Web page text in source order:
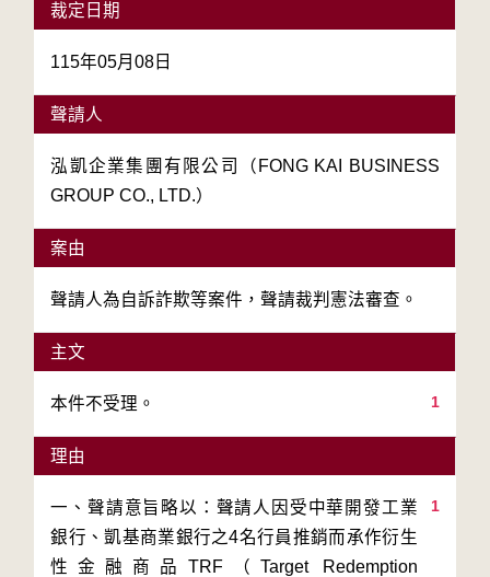
裁定日期
115年05月08日
聲請人
泓凱企業集團有限公司（FONG KAI BUSINESS
GROUP CO., LTD.）
案由
聲請人為自訴詐欺等案件，聲請裁判憲法審查。
主文
1
本件不受理。
理由
1
一、聲請意旨略以：聲請人因受中華開發工業
銀行、凱基商業銀行之4名行員推銷而承作衍生
性金融商品TRF（Target Redemption